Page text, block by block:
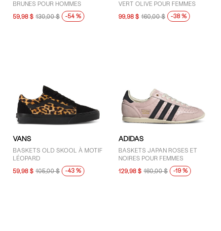
BRUNES POUR HOMMES
59,98 $ 130,00 $ -54 %
VERT OLIVE POUR FEMMES
99,98 $ 160,00 $ -38 %
VANS
BASKETS OLD SKOOL À MOTIF
LÉOPARD
59,98 $ 105,00 $ -43 %
ADIDAS
BASKETS JAPAN ROSES ET
NOIRES POUR FEMMES
129,98 $ 160,00 $ -19 %